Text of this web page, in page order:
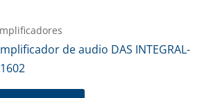
de audio DAS INTEGRAL-